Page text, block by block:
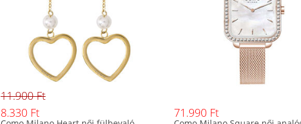
11.900 Ft
8.330 Ft
71.990 Ft